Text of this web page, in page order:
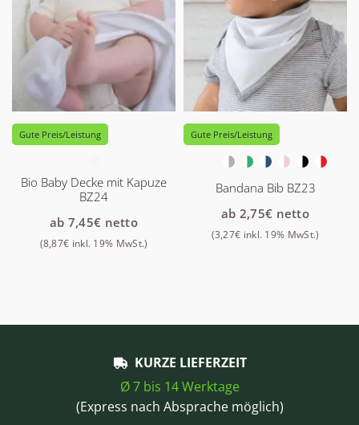
Gute Preis/Leistung
Bio Baby Decke mit Kapuze
BZ24
ab 7,45€ netto
(8,87€ inkl. 19% MwSt.)
Gute Preis/Leistung
Bandana Bib BZ23
ab 2,75€ netto
(3,27€ inkl. 19% MwSt.)
KURZE LIEFERZEIT
Ø 7 bis 14 Werktage
(Express nach Absprache möglich)